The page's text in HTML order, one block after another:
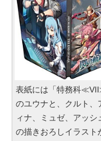
表紙には「特務科
のユウナと、クルト、
ィナ、ミュゼ、アッシ
の描きおろしイラスト